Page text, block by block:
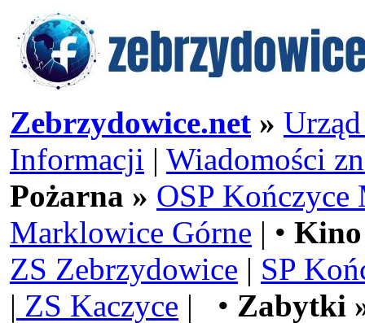
Zebrzydowice.net »
Informacji | Wiadomości
Pożarna » OSP Kończyce
Marklowice Górne | •
ZS Zebrzydowice | SP
| ZS Kaczyce | • Zabytki